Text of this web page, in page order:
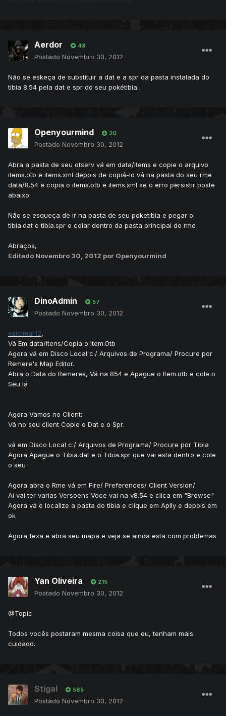
Aerdor 48
Postado Novembro 30, 2012
Não se eskeça de substituir a dat e a spr da pasta instalada do
tibia 8.54 pela dat e spr do seu pokétibia.
Openyourmind 20
Postado Novembro 30, 2012
Abra a pasta de seu otserv vá em data/items e copie o arquivo
items.otb e items.xml depois de copiá-lo vá na pasta do seu rme
data/8.54 e copia o items.otb e items.xml se o erro persistir poste
abaixo.
Não se esqueça de ir na pasta de seu poketibia e pegar o
tibia.dat e tibia.spr e colar dentro da pasta principal do rme
Abraços,
Editado Novembro 30, 2012 por Openyourmind
DinoAdmin 57
Postado Novembro 30, 2012
valcimar12,
Vá Em data/Itens/Copia o Item.Otb
Agora vá em Disco Local c:/ Arquivos de Programa/ Procure por
Remere's Map Editor.
Abra o Data do Remeres, Vá na 854 e Apague o Item.otb e cole o
Seu lá
Agora Vamos no Client:
Vá no seu client Copie o Dat e o Spr.
vá em Disco Local c:/ Arquivos de Programa/ Procure por Tibia
Agora Apague o Tibia.dat e o Tibia.spr que vai esta dentro e cole
o seu
Agora abra o Rme vá em Fire/ Preferences/ Client Version/
Ai vai ter varias Versoens Voce vai na v8.54 e clica em "Browse"
Agora vá e localize a pasta do tibia e clique em Aplly e depois em
ok
Agora fexa e abra seu mapa e veja se ainda esta com problemas
Yan Oliveira 215
Postado Novembro 30, 2012
@Topic
Todos vocês postaram mesma coisa que eu, tenham mais
cuidado.
Stigal 585
Postado Novembro 30, 2012